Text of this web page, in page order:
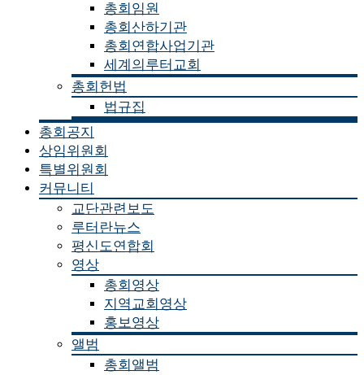
총회임원
총회산하기관
총회연합사업기관
세계의루터교회
총회헌법
법규집
총회공지
상임위원회
특별위원회
커뮤니티
교단관련보도
루터란뉴스
평신도연합회
영상
총회영상
지역교회영상
홍보영상
앨범
총회앨범